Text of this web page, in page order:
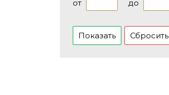
до
от
Сбросить